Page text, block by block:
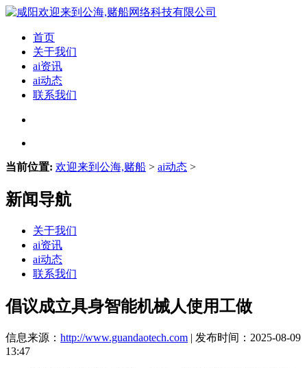
首页
关于我们
ai资讯
ai动态
联系我们
当前位置: 欢迎来到公海,赌船 > ai动态 >
新闻导航
关于我们
ai资讯
ai动态
联系我们
倡议成立具身智能机械人使用工做
信息来源： http://www.guandaotech.com | 发布时间：2025-08-09
13:47